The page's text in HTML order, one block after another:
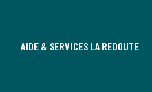
AIDE & SERVICES LA REDOUTE